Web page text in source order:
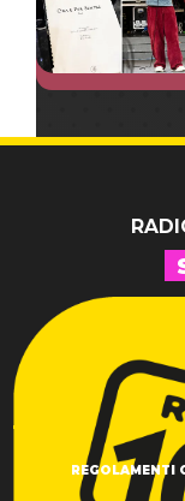
REGOLAMENTI